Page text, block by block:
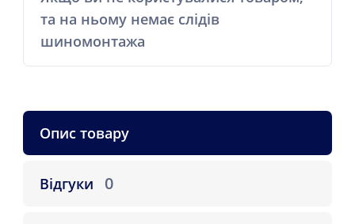
та на ньому немає слідів
шиномонтажа
Опис товару
Відгуки 0